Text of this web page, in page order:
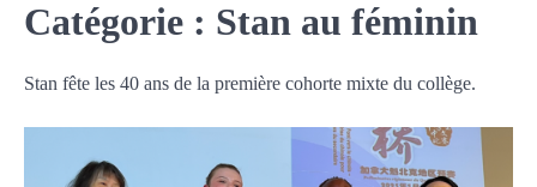
Catégorie : Stan au féminin
Stan fête les 40 ans de la première cohorte mixte du collège.